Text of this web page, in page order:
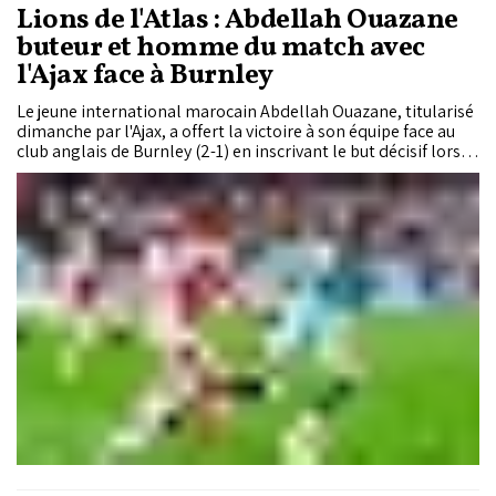
Lions de l'Atlas : Abdellah Ouazane
buteur et homme du match avec
l'Ajax face à Burnley
Le jeune international marocain Abdellah Ouazane, titularisé
dimanche par l'Ajax, a offert la victoire à son équipe face au
club anglais de Burnley (2-1) en inscrivant le but décisif lors
d'un match amical de préparation disputé à Amsterdam.